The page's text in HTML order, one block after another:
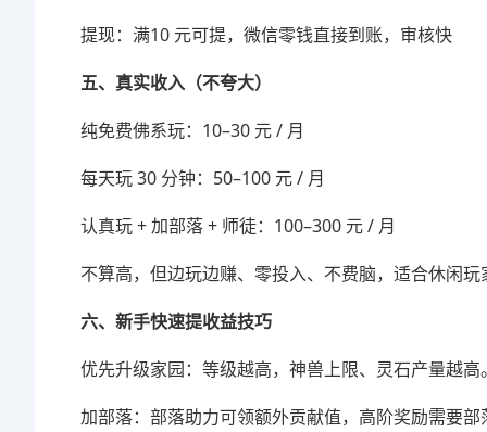
提现：满10 元可提，微信零钱直接到账，审核快
五、真实收入（不夸大）
纯免费佛系玩：10–30 元 / 月
每天玩 30 分钟：50–100 元 / 月
认真玩 + 加部落 + 师徒：100–300 元 / 月
不算高，但边玩边赚、零投入、不费脑，适合休闲玩
六、新手快速提收益技巧
优先升级家园：等级越高，神兽上限、灵石产量越高。
加部落：部落助力可领额外贡献值，高阶奖励需要部